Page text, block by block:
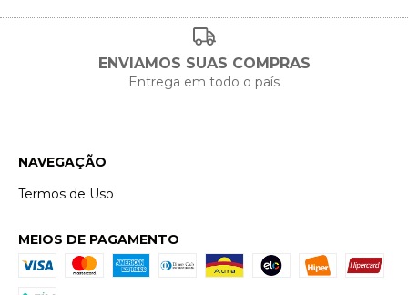
ENVIAMOS SUAS COMPRAS
Entrega em todo o país
NAVEGAÇÃO
Termos de Uso
MEIOS DE PAGAMENTO